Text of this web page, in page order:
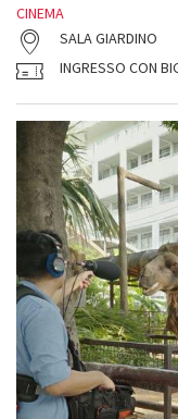
CINEMA
SALA GIARDINO
INGRESSO CON